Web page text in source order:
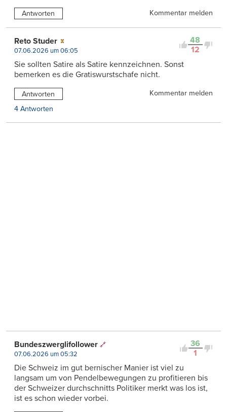
Antworten Kommentar melden
48
12
Reto Studer
07.06.2026 um 06:05
Sie sollten Satire als Satire kennzeichnen. Sonst
bemerken es die Gratiswurstschafe nicht.
Antworten
Kommentar melden
4 Antworten
36
1
Bundeszwerglifollower
07.06.2026 um 05:32
Die Schweiz im gut bernischer Manier ist viel zu
langsam um von Pendelbewegungen zu profitieren bis
der Schweizer durchschnitts Politiker merkt was los ist,
ist es schon wieder vorbei.